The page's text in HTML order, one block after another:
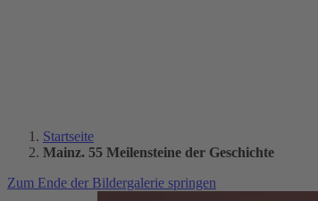
Startseite
Mainz. 55 Meilensteine der Geschichte
Zum Ende der Bildergalerie springen